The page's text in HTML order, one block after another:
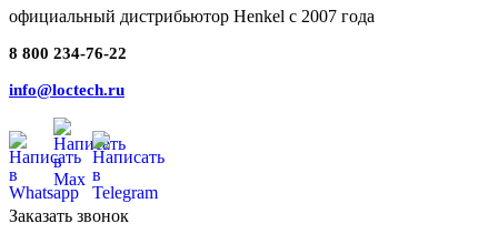
официальный дистрибьютор Henkel с 2007 года
8 800 234-76-22
info@loctech.ru
Заказать звонок